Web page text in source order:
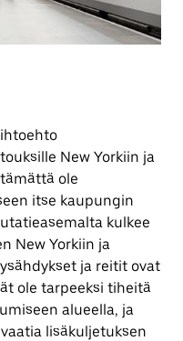
New Yorkiin ja
ole
itse kaupungin
kulkee
New Yorkiin ja
ja reitit ovat
ole tarpeeksi tiheitä
alueella, ja
lisäkuljetuksen